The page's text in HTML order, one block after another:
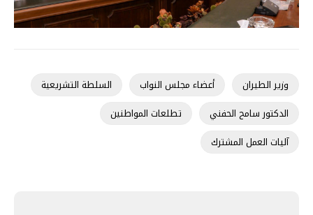
وزير الطيران أعضاء مجلس النواب
السلطة التشريعية
الدكتور سامح الحفني
تطلعات المواطنين
آليات العمل المشترك